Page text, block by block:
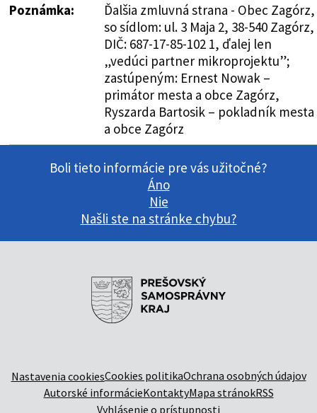
Poznámka:
Ďalšia zmluvná strana - Obec Zagórz,
so sídlom: ul. 3 Maja 2, 38-540 Zagórz,
DIČ: 687-17-85-102 1, ďalej len
„vedúci partner mikroprojektu”;
zastúpeným: Ernest Nowak –
primátor mesta a obce Zagórz,
Ryszarda Bartosik – pokladník mesta
a obce Zagórz
Boli tieto informácie pre vás užitočné?
Áno
Nie
Našli ste na stránke chybu?
Nastavenia cookiesCookies politikaOchrana osobných údajov
Autorské informácieKontaktyMapa stránokRSS
Vyhlásenie o prístupnosti